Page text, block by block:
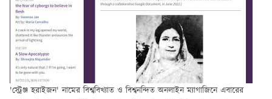
'স্ট্রেঞ্জ হরাইজন' নামের বিশ্ববিখ্যাত ও বিশ্বনন্দিত অনলাইন ম্যাগাজিনে এবারের